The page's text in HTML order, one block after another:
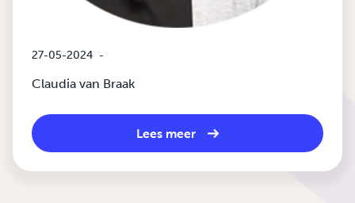
27-05-2024 -
Claudia van Braak
Lees meer